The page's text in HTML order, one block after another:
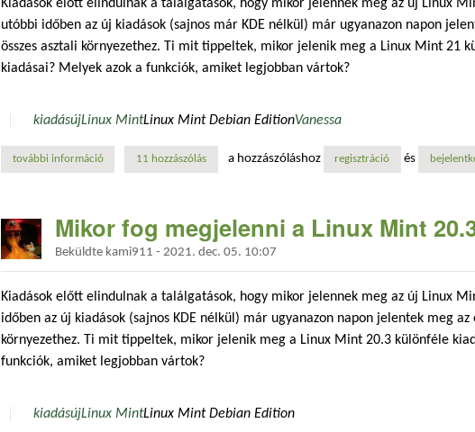
Kiadások előtt elindulnak a találgatások, hogy mikor jelennek meg az új Linux
utóbbi időben az új kiadások (sajnos már KDE nélkül) már ugyanazon napon
összes asztali környezethez. Ti mit tippeltek, mikor jelenik meg a Linux Mint 21
kiadásai? Melyek azok a funkciók, amiket legjobban vártok?
kiadásújLinux MintLinux Mint Debian EditionVanessa
további információmikor jelenik meg a linux mint 21? tartalommal kapcsolatosan
11 hozzászólás a hozzászóláshoz regisztráció és
Mikor fog megjelenni a Linux Mint
Beküldte kami911 - 2021. dec. 05. 10:07
Kiadások előtt elindulnak a találgatások, hogy mikor jelennek meg az új Linux
időben az új kiadások (sajnos KDE nélkül) már ugyanazon napon jelentek meg az
környezethez. Ti mit tippeltek, mikor jelenik meg a Linux Mint 20.3 különféle
funkciók, amiket legjobban vártok?
kiadásújLinux MintLinux Mint Debian Edition